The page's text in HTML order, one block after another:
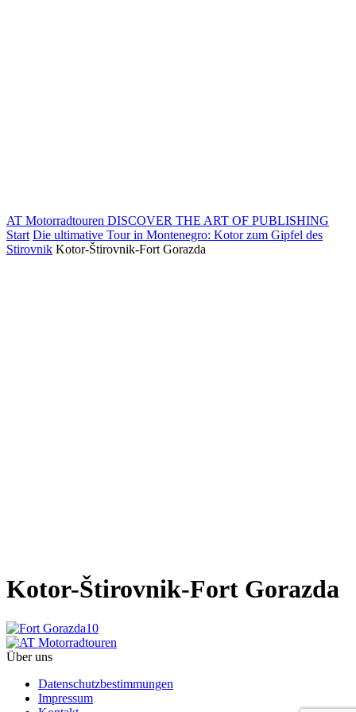
AT Motorradtouren DISCOVER THE ART OF PUBLISHING
Start Die ultimative Tour in Montenegro: Kotor zum Gipfel des
Stirovnik Kotor-Štirovnik-Fort Gorazda
Kotor-Štirovnik-Fort Gorazda
Über uns
Datenschutzbestimmungen
Impressum